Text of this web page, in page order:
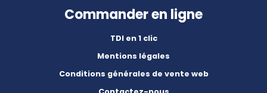
Commander en ligne
TDI en 1 clic
Mentions légales
Conditions générales de vente web